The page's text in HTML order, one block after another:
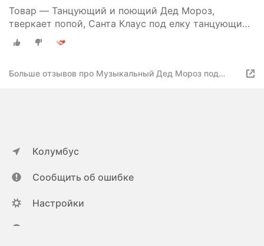
Товар — Танцующий и поющий Дед Мороз,
тверкает попой, Санта Клаус под елку танцующий
попой, высота 28 см
Больше отзывов про Музыкальный Дед Мороз под
Колумбус
Сообщить об ошибке
Настройки